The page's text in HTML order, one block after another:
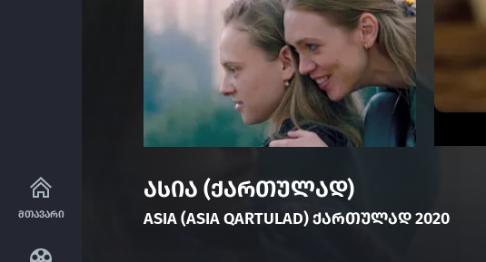
მთავარი
ასია (ქართულად)
ASIA (ASIA QARTULAD) ᲥᲐᲠᲗᲣᲚᲐᲓ 2020